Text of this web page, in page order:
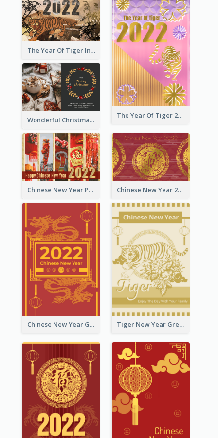
The Year Of Tiger Ink Illustration New Year Greeting Card
The Year Of Tiger 2022 Golden Greeting Card
Wonderful Christmas Greeting Card
Chinese New Year Photo Greeting Card Chinese New Year 2022 Golden Greeting Card
Chinese New Year Greeting Card With Graphic Decorations Tiger New Year Greeting Card With Decorations